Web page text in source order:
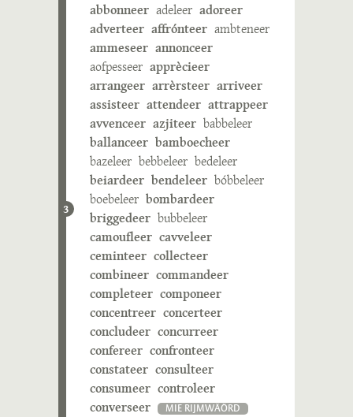
3
abbonneer adeleer adoreer
adverteer affrónteer ambteneer
ammeseer annonceer
aofpesseer apprècieer
arrangeer arrèrsteer arriveer
assisteer attendeer attrappeer
avvenceer azjiteer babbeleer
ballanceer bamboecheer
bazeleer bebbeleer bedeleer
beiardeer bendeleer bóbbeleer
boebeleer bombardeer
briggedeer bubbeleer
camoufleer cavveleer
ceminteer collecteer
combineer commandeer
completeer componeer
concentreer concerteer
concludeer concurreer
confereer confronteer
constateer consulteer
consumeer controleer
converseer
MIE RIJMWÄÖRD